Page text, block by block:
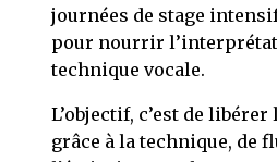
journées de stage
pour nourrir
technique vocale.
L’objectif, c’est de
grâce à la technique, de